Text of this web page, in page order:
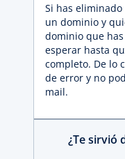
Si has
un dominio y
dominio que
esperar hasta
completo. De lo
de error y no
mail.
¿Te sirvió